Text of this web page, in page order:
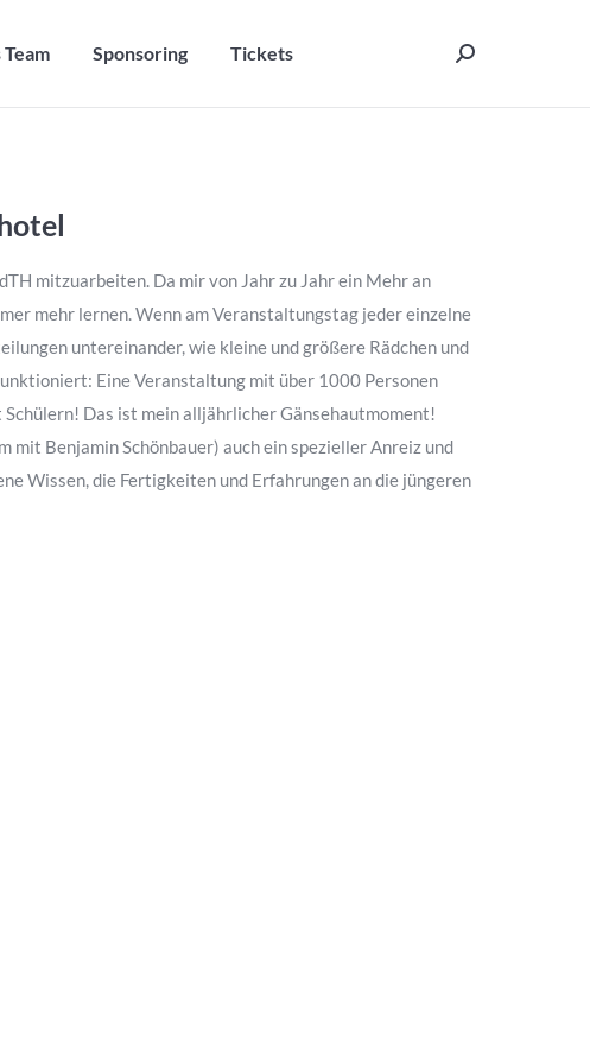
Team Sponsoring Tickets Search:
mitzuarbeiten. Da mir von Jahr zu Jahr ein Mehr an
mehr lernen. Wenn am Veranstaltungstag jeder einzelne
untereinander, wie kleine und größere Rädchen und
Eine Veranstaltung mit über 1000 Personen
Das ist mein alljährlicher Gänsehautmoment!
Benjamin Schönbauer) auch ein spezieller Anreiz und
Wissen, die Fertigkeiten und Erfahrungen an die jüngeren
Team Sponsoring Tickets Search: